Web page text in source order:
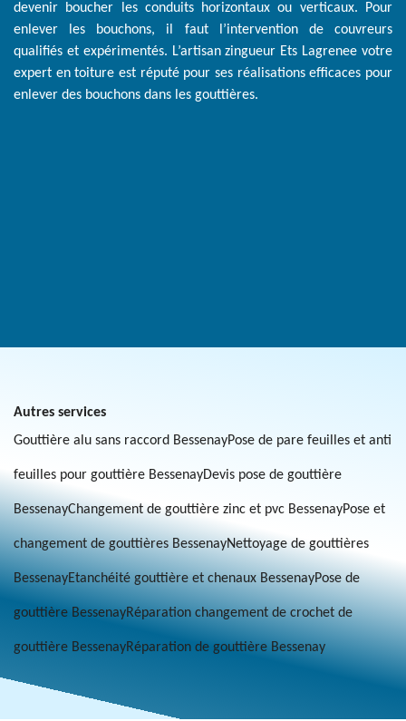
devenir boucher les conduits horizontaux ou verticaux. Pour
enlever les bouchons, il faut l’intervention de couvreurs
qualifiés et expérimentés. L’artisan zingueur Ets Lagrenee votre
expert en toiture est réputé pour ses réalisations efficaces pour
enlever des bouchons dans les gouttières.
Autres services
Gouttière alu sans raccord BessenayPose de pare feuilles et anti
feuilles pour gouttière BessenayDevis pose de gouttière
BessenayChangement de gouttière zinc et pvc BessenayPose et
changement de gouttières BessenayNettoyage de gouttières
BessenayEtanchéité gouttière et chenaux BessenayPose de
gouttière BessenayRéparation changement de crochet de
gouttière BessenayRéparation de gouttière Bessenay